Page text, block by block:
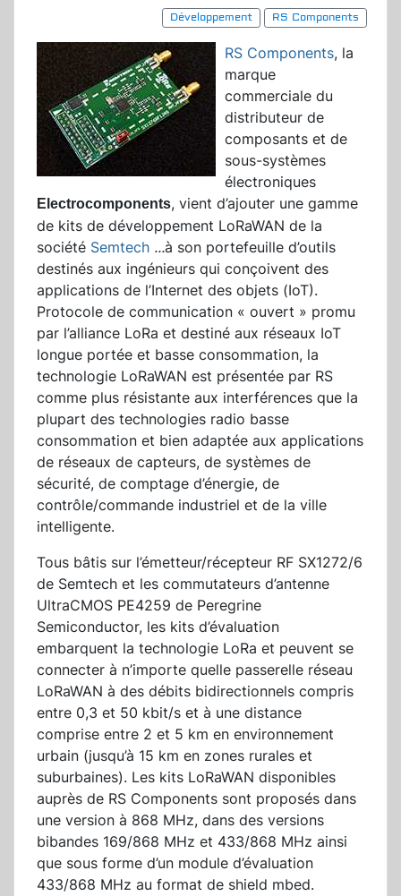
Développement
RS Components
RS Components, la
marque
commerciale du
distributeur de
composants et de
sous-systèmes
électroniques
Electrocomponents, vient d’ajouter une gamme
de kits de développement LoRaWAN de la
société Semtech ...à son portefeuille d’outils
destinés aux ingénieurs qui conçoivent des
applications de l’Internet des objets (IoT).
Protocole de communication « ouvert » promu
par l’alliance LoRa et destiné aux réseaux IoT
longue portée et basse consommation, la
technologie LoRaWAN est présentée par RS
comme plus résistante aux interférences que la
plupart des technologies radio basse
consommation et bien adaptée aux applications
de réseaux de capteurs, de systèmes de
sécurité, de comptage d’énergie, de
contrôle/commande industriel et de la ville
intelligente.
Tous bâtis sur l’émetteur/récepteur RF SX1272/6
de Semtech et les commutateurs d’antenne
UltraCMOS PE4259 de Peregrine
Semiconductor, les kits d’évaluation
embarquent la technologie LoRa et peuvent se
connecter à n’importe quelle passerelle réseau
LoRaWAN à des débits bidirectionnels compris
entre 0,3 et 50 kbit/s et à une distance
comprise entre 2 et 5 km en environnement
urbain (jusqu’à 15 km en zones rurales et
suburbaines). Les kits LoRaWAN disponibles
auprès de RS Components sont proposés dans
une version à 868 MHz, dans des versions
bibandes 169/868 MHz et 433/868 MHz ainsi
que sous forme d’un module d’évaluation
433/868 MHz au format de shield mbed.